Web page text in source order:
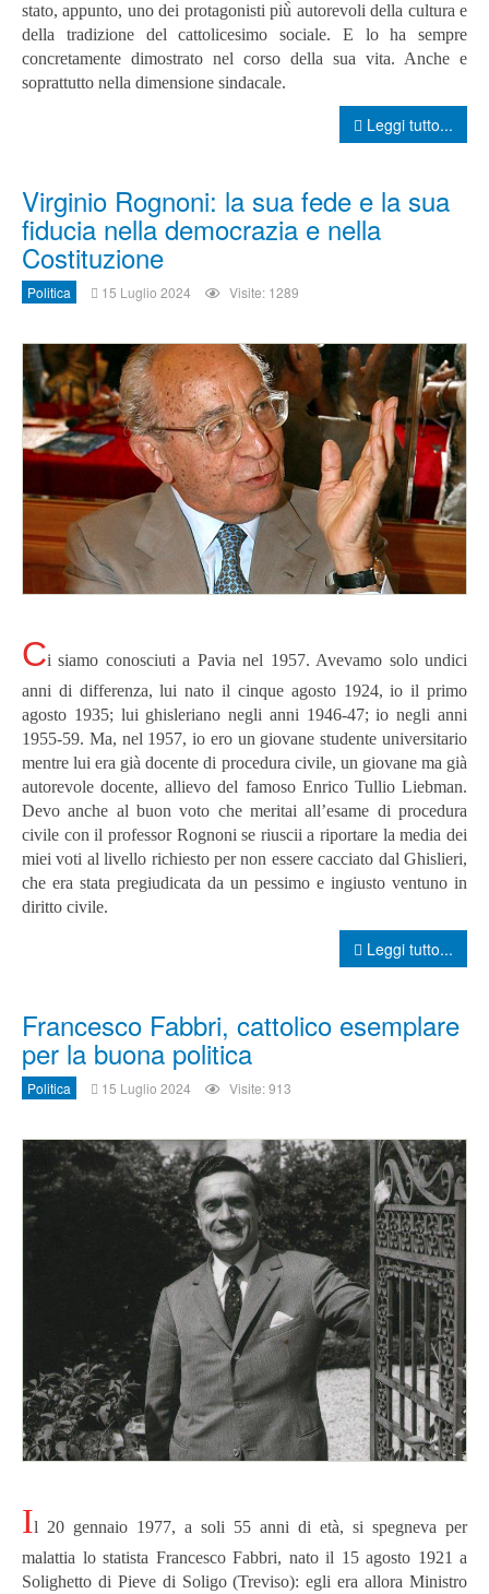
stato, appunto, uno dei protagonisti più̀ autorevoli della cultura e
della tradizione del cattolicesimo sociale. E lo ha sempre
concretamente dimostrato nel corso della sua vita. Anche e
soprattutto nella dimensione sindacale.
Leggi tutto...
Virginio Rognoni: la sua fede e la sua
fiducia nella democrazia e nella
Costituzione
Politica 15 Luglio 2024 Visite: 1289
Ci siamo conosciuti a Pavia nel 1957. Avevamo solo undici
anni di differenza, lui nato il cinque agosto 1924, io il primo
agosto 1935; lui ghisleriano negli anni 1946-47; io negli anni
1955-59. Ma, nel 1957, io ero un giovane studente universitario
mentre lui era già docente di procedura civile, un giovane ma già
autorevole docente, allievo del famoso Enrico Tullio Liebman.
Devo anche al buon voto che meritai all’esame di procedura
civile con il professor Rognoni se riuscii a riportare la media dei
miei voti al livello richiesto per non essere cacciato dal Ghislieri,
che era stata pregiudicata da un pessimo e ingiusto ventuno in
diritto civile.
Leggi tutto...
Francesco Fabbri, cattolico esemplare
per la buona politica
Politica 15 Luglio 2024 Visite: 913
Il 20 gennaio 1977, a soli 55 anni di età, si spegneva per
malattia lo statista Francesco Fabbri, nato il 15 agosto 1921 a
Solighetto di Pieve di Soligo (Treviso): egli era allora Ministro